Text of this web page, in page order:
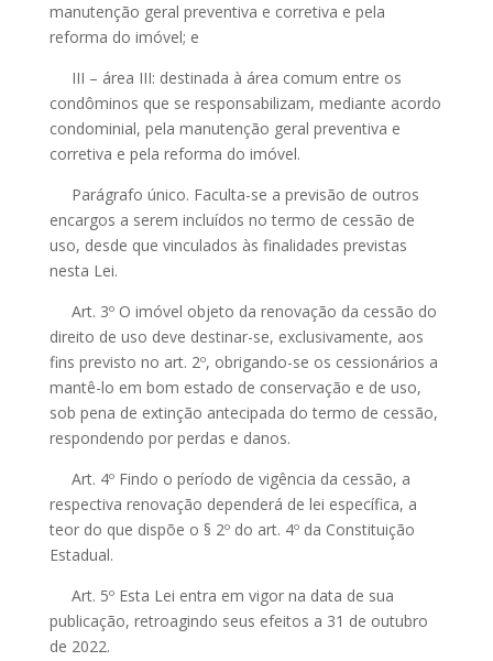
manutenção geral preventiva e corretiva e pela
reforma do imóvel; e
III – área III: destinada à área comum entre os
condôminos que se responsabilizam, mediante acordo
condominial, pela manutenção geral preventiva e
corretiva e pela reforma do imóvel.
Parágrafo único. Faculta-se a previsão de outros
encargos a serem incluídos no termo de cessão de
uso, desde que vinculados às finalidades previstas
nesta Lei.
Art. 3º O imóvel objeto da renovação da cessão do
direito de uso deve destinar-se, exclusivamente, aos
fins previsto no art. 2º, obrigando-se os cessionários a
mantê-lo em bom estado de conservação e de uso,
sob pena de extinção antecipada do termo de cessão,
respondendo por perdas e danos.
Art. 4º Findo o período de vigência da cessão, a
respectiva renovação dependerá de lei específica, a
teor do que dispõe o § 2º do art. 4º da Constituição
Estadual.
Art. 5º Esta Lei entra em vigor na data de sua
publicação, retroagindo seus efeitos a 31 de outubro
de 2022.